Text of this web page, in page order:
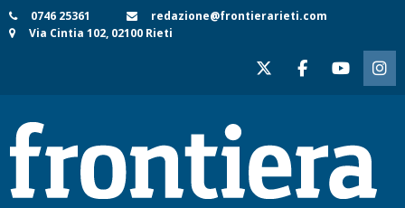
Skip
to
0746 25361
redazione@frontierarieti.com
Via Cintia 102, 02100 Rieti